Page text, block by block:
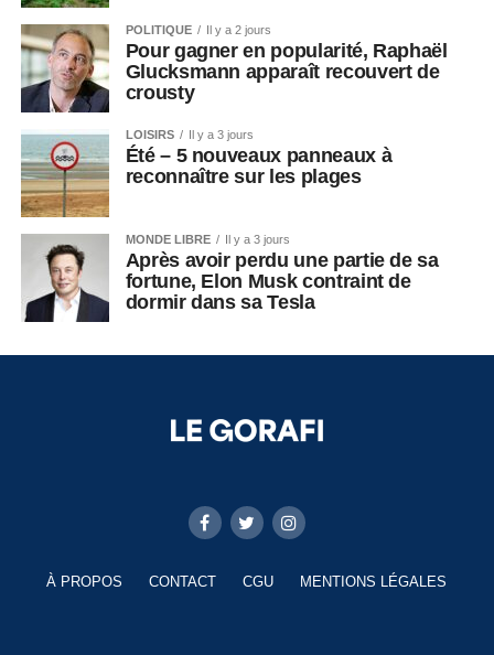
POLITIQUE Il y a 2 jours
Pour gagner en popularité, Raphaël
Glucksmann apparaît recouvert de
crousty
LOISIRS Il y a 3 jours
Été – 5 nouveaux panneaux à
reconnaître sur les plages
MONDE LIBRE Il y a 3 jours
Après avoir perdu une partie de sa
fortune, Elon Musk contraint de
dormir dans sa Tesla
À PROPOS CONTACT CGU MENTIONS LÉGALES